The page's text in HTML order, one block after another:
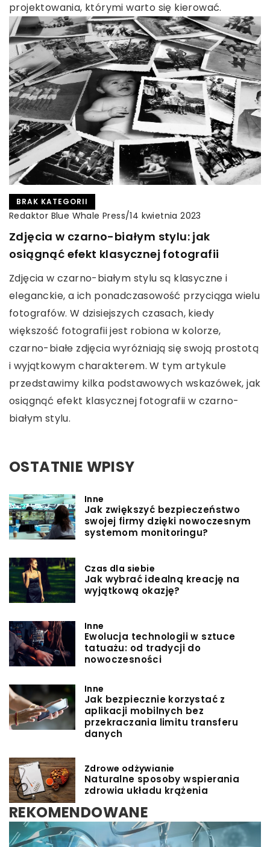
projektowania, którymi warto się kierować.
BRAK KATEGORII
Redaktor Blue Whale Press/14 kwietnia 2023
Zdjęcia w czarno-białym stylu: jak
osiągnąć efekt klasycznej fotografii
Zdjęcia w czarno-białym stylu są klasyczne i
eleganckie, a ich ponadczasowość przyciąga wielu
fotografów. W dzisiejszych czasach, kiedy
większość fotografii jest robiona w kolorze,
czarno-białe zdjęcia wyróżniają się swoją prostotą
i wyjątkowym charakterem. W tym artykule
przedstawimy kilka podstawowych wskazówek, jak
osiągnąć efekt klasycznej fotografii w czarno-
białym stylu.
OSTATNIE WPISY
Inne
Jak zwiększyć bezpieczeństwo
swojej firmy dzięki nowoczesnym
systemom monitoringu?
Czas dla siebie
Jak wybrać idealną kreację na
wyjątkową okazję?
Inne
Ewolucja technologii w sztuce
tatuażu: od tradycji do
nowoczesności
Inne
Jak bezpiecznie korzystać z
aplikacji mobilnych bez
przekraczania limitu transferu
danych
Zdrowe odżywianie
Naturalne sposoby wspierania
zdrowia układu krążenia
REKOMENDOWANE